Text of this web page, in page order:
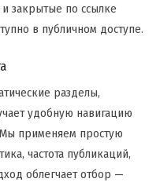
закрытые по ссылке
в публичном доступе.
разделы,
удобную навигацию
применяем простую
частота публикаций,
облегчает отбор —